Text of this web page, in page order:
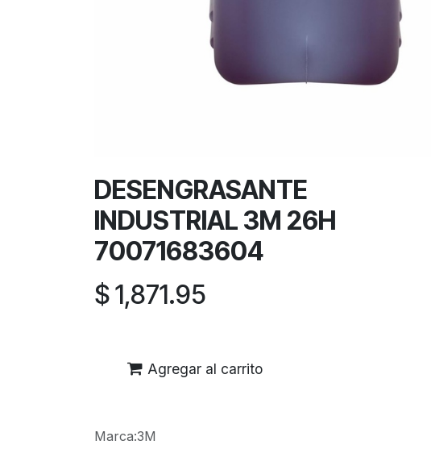
DESENGRASANTE
INDUSTRIAL 3M 26H
70071683604
$1,871.95
Agregar al carrito
Marca:3M